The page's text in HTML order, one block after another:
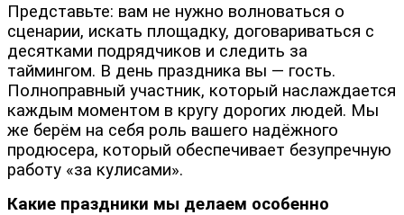
Представьте: вам не нужно волноваться о
сценарии, искать площадку, договариваться с
десятками подрядчиков и следить за
таймингом. В день праздника вы — гость.
Полноправный участник, который наслаждается
каждым моментом в кругу дорогих людей. Мы
же берём на себя роль вашего надёжного
продюсера, который обеспечивает безупречную
работу «за кулисами».
Какие праздники мы делаем особенно